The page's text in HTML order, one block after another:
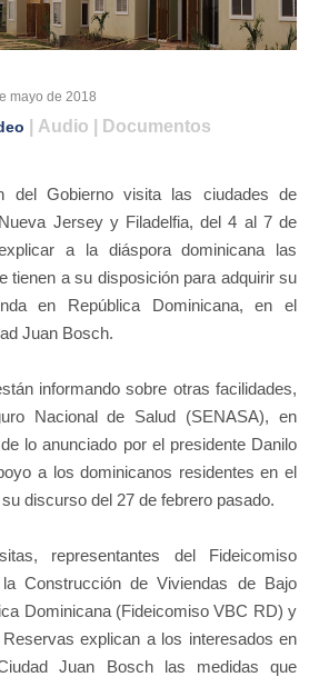
mayo de 2018
| Audio | Documentos
del Gobierno visita las ciudades de
Jersey y Filadelfia, del 4 al 7 de
a la diáspora dominicana las
tienen a su disposición para adquirir su
en República Dominicana, en el
Juan Bosch.
informando sobre otras facilidades,
Nacional de Salud (SENASA), en
lo anunciado por el presidente Danilo
a los dominicanos residentes en el
discurso del 27 de febrero pasado.
representantes del Fideicomiso
Construcción de Viviendas de Bajo
Dominicana (Fideicomiso VBC RD) y
explican a los interesados en
Juan Bosch las medidas que